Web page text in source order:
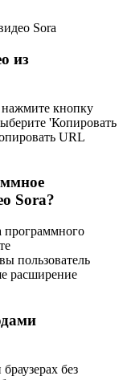
Sora
из
кнопку
'Копировать
URL
Sora?
программного
пользователь
расширение
без